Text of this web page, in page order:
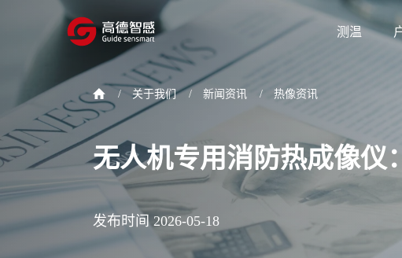
测温
/ 关于我们 / 新闻资讯 / 热像资讯
无人机专用消防热成像仪
发布时间 2026-05-18